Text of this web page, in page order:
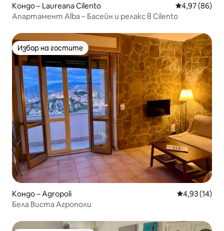
Кондо – Laureana Cilento Средна
4,97 (86)
Апартамент Alba – Басейн и релакс в Cilento
Избор на гостите
Избор на гостите
Кондо – Agropoli Средна
4,93 (14)
Бела Виста Агрополи